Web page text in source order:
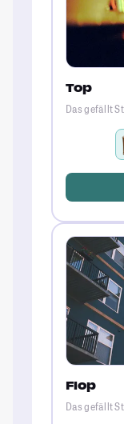
Top
Das gefällt
Flop
Das gefällt